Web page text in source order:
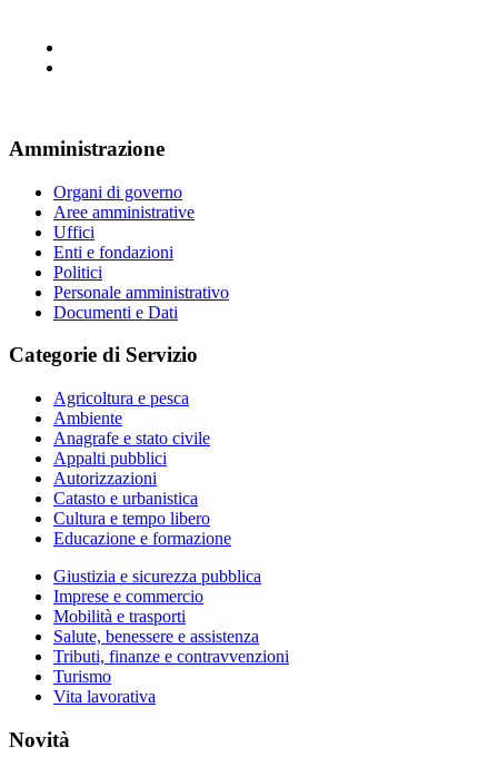
Amministrazione
Organi di governo
Aree amministrative
Uffici
Enti e fondazioni
Politici
Personale amministrativo
Documenti e Dati
Categorie di Servizio
Agricoltura e pesca
Ambiente
Anagrafe e stato civile
Appalti pubblici
Autorizzazioni
Catasto e urbanistica
Cultura e tempo libero
Educazione e formazione
Giustizia e sicurezza pubblica
Imprese e commercio
Mobilità e trasporti
Salute, benessere e assistenza
Tributi, finanze e contravvenzioni
Turismo
Vita lavorativa
Novità